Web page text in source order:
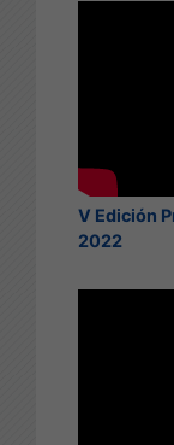
V Edición
2022